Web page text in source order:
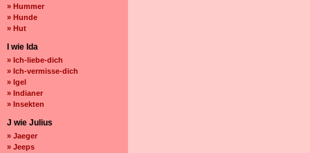
» Hummer
» Hunde
» Hut
I wie Ida
» Ich-liebe-dich
» Ich-vermisse-dich
» Igel
» Indianer
» Insekten
J wie Julius
» Jaeger
» Jeeps